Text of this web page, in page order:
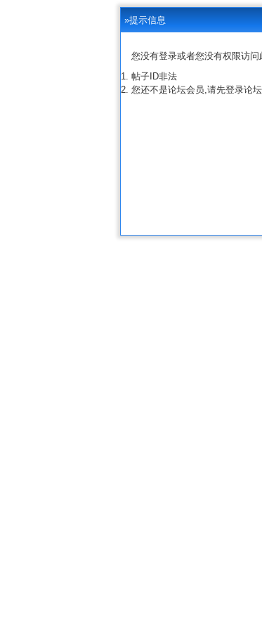
»提示信息
您没有登录或者您没有权限访
帖子ID非法
您还不是论坛会员,请先登录论坛